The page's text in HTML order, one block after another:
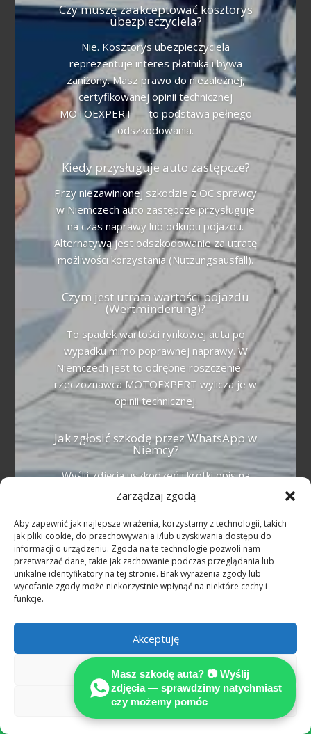
Zarządzaj zgodą
Aby zapewnić jak najlepsze wrażenia, korzystamy z technologii, takich
jak pliki cookie, do przechowywania i/lub uzyskiwania dostępu do
informacji o urządzeniu. Zgoda na te technologie pozwoli nam
przetwarzać dane, takie jak zachowanie podczas przeglądania lub
unikalne identyfikatory na tej stronie. Brak wyrażenia zgody lub
wycofanie zgody może niekorzystnie wpłynąć na niektóre cechy i
funkcje.
Akceptuję
Odmów
Zobacz preferencje
Czy muszę zaakceptować kosztorys
ubezpieczyciela?
Nie. Kosztorys ubezpieczyciela
reprezentuje interes płatnika i bywa
zaniżony. Masz prawo do niezależnej,
certyfikowanej opinii technicznej
MOTOEXPERT — to podstawa pełnego
odszkodowania.
Kiedy przysługuje auto zastępcze?
Przy niezawinionej szkodzie z OC sprawcy
w Niemczech auto zastępcze przysługuje
na czas naprawy lub odkupu pojazdu.
Alternatywą jest odszkodowanie za utratę
możliwości korzystania (Nutzungsausfall).
Czym jest utrata wartości pojazdu
(Wertminderung)?
To spadek wartości rynkowej auta po
wypadku mimo poprawnej naprawy. W
Niemczech jest to odrębne roszczenie —
rzeczoznawca MOTOEXPERT wylicza je w
opinii technicznej.
Jak zgłosić szkodę przez WhatsApp w
Niemcy?
Wyślij zdjęcia uszkodzeń i krótki opis na
WhatsApp +49 160 3388333. Bezpłatna
Reprezentację prawną prowadzi
rekomendowany Adwokat (Fachanwalt für
Verkehrsrecht).
Więcej
PORADA TECHNICZNO-PRAWNA GRATIS !

Masz szkodę auta? 📷 Wyślij
zdjęcia — sprawdzimy natychmiast
czy możemy pomóc